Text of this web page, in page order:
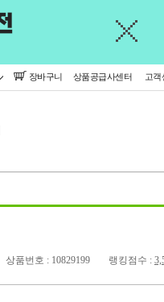
장바구니 상품공급사센터 고객
상품번호 : 10829199 랭킹점수 :